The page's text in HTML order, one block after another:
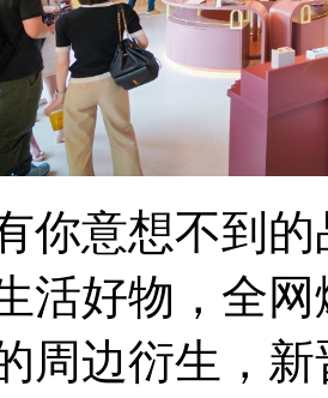
意想不到的
活好物，全
周边衍生，